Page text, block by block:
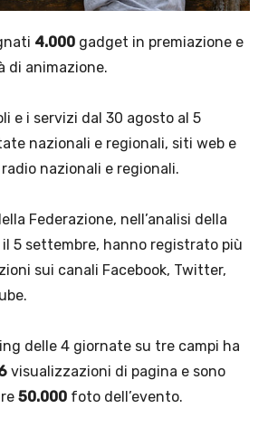
4.000 gadget in premiazione e
di animazione.
e i servizi dal 30 agosto al 5
nazionali e regionali, siti web e
nazionali e regionali.
Federazione, nell’analisi della
5 settembre, hanno registrato più
sui canali Facebook, Twitter,
delle 4 giornate su tre campi ha
visualizzazioni di pagina e sono
50.000 foto dell’evento.